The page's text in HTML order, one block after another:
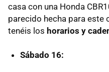
casa con una Honda
parecido hecha para este
tenéis los horarios y
Sábado 16: